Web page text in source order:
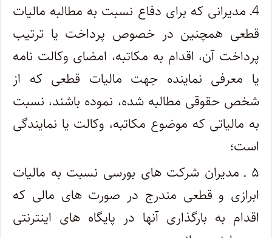
4ـ مدیرانی که برای دفاع نسبت به مطالبه مالیات
قطعی همچنین در خصوص پرداخت یا ترتیب
پرداخت آن، اقدام به مکاتبه، امضای وکالت نامه
یا معرفی نماینده جهت مالیات قطعی که از
شخص حقوقی مطالبه شده، نموده باشند، نسبت
به مالیاتی که موضوع مکاتبه، وکالت یا نمایندگی
است؛
۵ ـ مدیران شرکت های بورسی نسبت به مالیات
ابرازی و قطعی مندرج در صورت های مالی که
اقدام به بارگذاری آنها در پایگاه های اینترنتی